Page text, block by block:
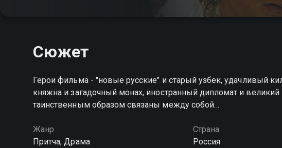
Сюжет
Герои фильма - "новые русские" и старый узбек, удачливый
княжна и загадочный монах, иностранный дипломат и
таинственным образом связаны между собой…
Жанр
Притча, Драма
Страна
Россия